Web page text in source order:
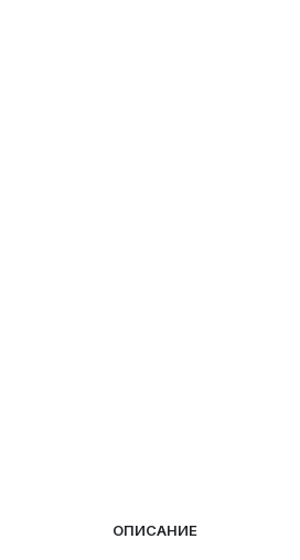
ОПИСАНИЕ